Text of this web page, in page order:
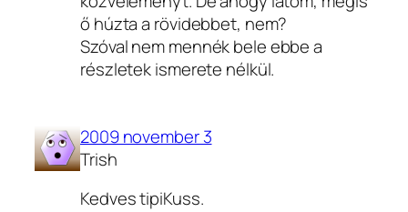
ő húzta a rövidebbet, nem?
Szóval nem mennék bele ebbe a
részletek ismerete nélkül.
2009 november 3
Trish
Kedves tipiKuss.